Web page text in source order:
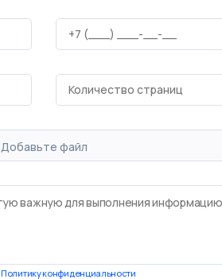
Добавьте файл
Политику конфиденциальности